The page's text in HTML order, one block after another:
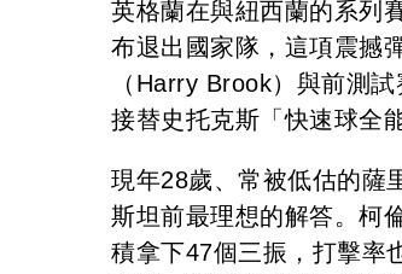
英格蘭在與紐西蘭的系列
布退出國家隊，這項震撼
（Harry Brook）與前測
接替史托克斯「快速球全
現年28歲、常被低估的薩
斯坦前最理想的解答。柯
積拿下47個三振，打擊率